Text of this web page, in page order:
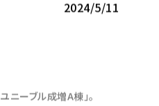
2024/5/11
ユニーブル成増A棟」。